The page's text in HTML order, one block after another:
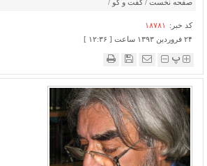
صفحه نخست / گفت و گو /
کد خبر:
۱۸۷۸۱
۲۴ فروردین ۱۳۹۳ ساعت [ ۱۲:۳۶ ]
پ